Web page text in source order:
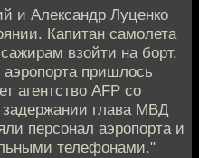
и Александр Луценко
Капитан самолета
взойти на борт.
пришлось
агентство AFP со
задержании глава МВД
персонал аэропорта и
телефонами."